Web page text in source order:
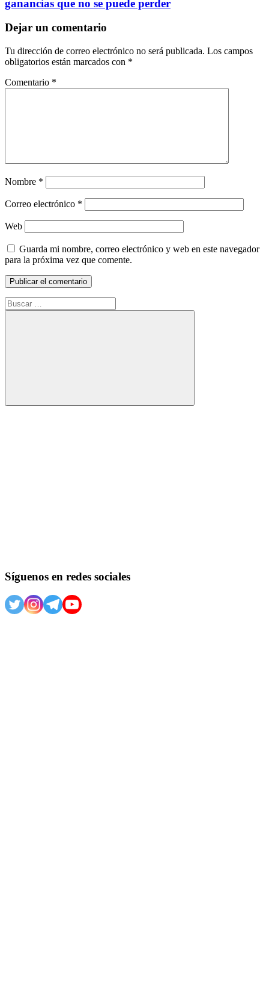
ganancias que no se puede perder
Dejar un comentario
Tu dirección de correo electrónico no será publicada. Los campos
obligatorios están marcados con *
Comentario *
Nombre *
Correo electrónico *
Web
Guarda mi nombre, correo electrónico y web en este navegador
para la próxima vez que comente.
Buscar:
Buscar
Síguenos en redes sociales